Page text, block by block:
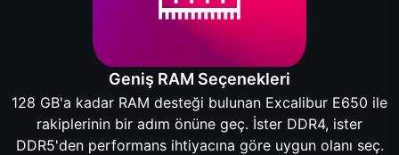
Geniş RAM Seçenekleri
128 GB'a kadar RAM desteği bulunan Excalibur E650 ile
rakiplerinin bir adım önüne geç. İster DDR4, ister
DDR5'den performans ihtiyacına göre uygun olanı seç.